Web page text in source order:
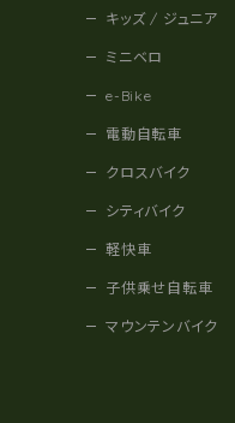
キッズ / ジュニア
ミニベロ
e-Bike
電動自転車
クロスバイク
シティバイク
軽快車
子供乗せ自転車
マウンテンバイク